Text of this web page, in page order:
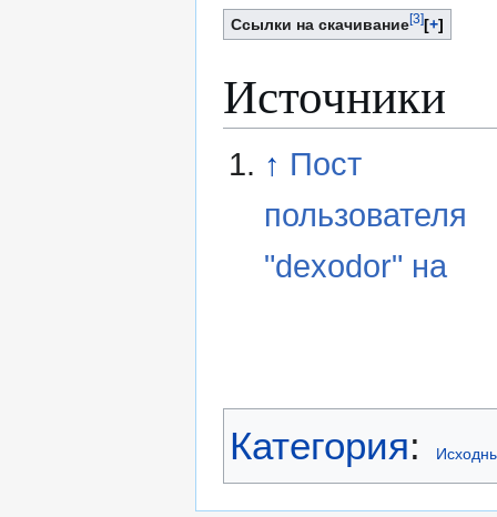
+
Cсылки на скачивание[3]
Источники
↑ Пост
пользователя
"dexodor" на
Категория: